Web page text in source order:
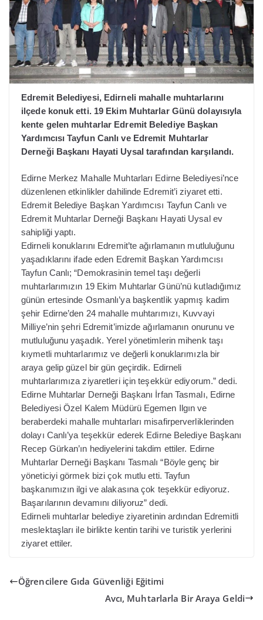
Edremit Belediyesi, Edirneli mahalle muhtarlarını
ilçede konuk etti. 19 Ekim Muhtarlar Günü dolayısıyla
kente gelen muhtarlar Edremit Belediye Başkan
Yardımcısı Tayfun Canlı ve Edremit Muhtarlar
Derneği Başkanı Hayati Uysal tarafından karşılandı.
Edirne Merkez Mahalle Muhtarları Edirne Belediyesi’nce
düzenlenen etkinlikler dahilinde Edremit’i ziyaret etti.
Edremit Belediye Başkan Yardımcısı Tayfun Canlı ve
Edremit Muhtarlar Derneği Başkanı Hayati Uysal ev
sahipliği yaptı.
Edirneli konuklarını Edremit’te ağırlamanın mutluluğunu
yaşadıklarını ifade eden Edremit Başkan Yardımcısı
Tayfun Canlı; “Demokrasinin temel taşı değerli
muhtarlarımızın 19 Ekim Muhtarlar Günü’nü kutladığımız
günün ertesinde Osmanlı’ya başkentlik yapmış kadim
şehir Edirne’den 24 mahalle muhtarımızı, Kuvvayi
Milliye’nin şehri Edremit’imizde ağırlamanın onurunu ve
mutluluğunu yaşadık. Yerel yönetimlerin mihenk taşı
kıymetli muhtarlarımız ve değerli konuklarımızla bir
araya gelip güzel bir gün geçirdik. Edirneli
muhtarlarımıza ziyaretleri için teşekkür ediyorum.” dedi.
Edirne Muhtarlar Derneği Başkanı İrfan Tasmalı, Edirne
Belediyesi Özel Kalem Müdürü Egemen Ilgın ve
beraberdeki mahalle muhtarları misafirperverliklerinden
dolayı Canlı’ya teşekkür ederek Edirne Belediye Başkanı
Recep Gürkan’ın hediyelerini takdim ettiler. Edirne
Muhtarlar Derneği Başkanı Tasmalı “Böyle genç bir
yöneticiyi görmek bizi çok mutlu etti. Tayfun
başkanımızın ilgi ve alakasına çok teşekkür ediyoruz.
Başarılarının devamını diliyoruz” dedi.
Edirneli muhtarlar belediye ziyaretinin ardından Edremitli
meslektaşları ile birlikte kentin tarihi ve turistik yerlerini
ziyaret ettiler.
Öğrencilere Gıda Güvenliği Eğitimi
Avcı, Muhtarlarla Bir Araya Geldi